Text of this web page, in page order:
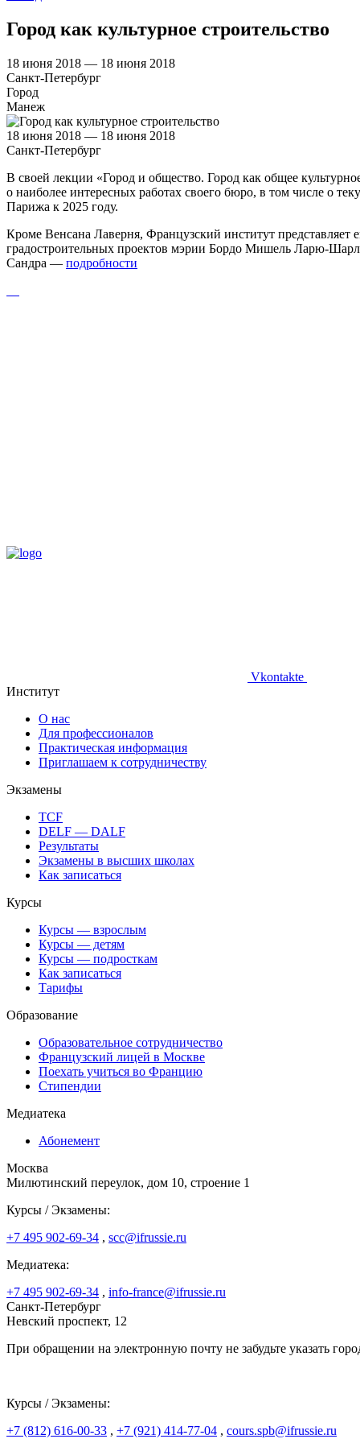
Город как культурное строительство
18 июня 2018 — 18 июня 2018
Санкт-Петербург
Город
Манеж
18 июня 2018 — 18 июня 2018
Санкт-Петербург
В своей лекции «Город и общество. Город как общее
о наиболее интересных работах своего бюро, в том числе о
Парижа к 2025 году.
Кроме Венсана Лаверня, Французский институт представляет
градостроительных проектов мэрии Бордо Мишель Ларю-
Сандра — подробности
Vkontakte
Институт
О нас
Для профессионалов
Практическая информация
Приглашаем к сотрудничеству
Экзамены
TCF
DELF — DALF
Результаты
Экзамены в высших школах
Как записаться
Курсы
Курсы — взрослым
Курсы — детям
Курсы — подросткам
Как записаться
Тарифы
Образование
Образовательное сотрудничество
Французский лицей в Москве
Поехать учиться во Францию
Стипендии
Медиатека
Абонемент
Москва
Милютинский переулок, дом 10, строение 1
Курсы / Экзамены:
+7 495 902-69-34 , scc@ifrussie.ru
Медиатека:
+7 495 902-69-34 , info-france@ifrussie.ru
Санкт-Петербург
Невский проспект, 12
При обращении на электронную почту не забудьте указать
Курсы / Экзамены:
+7 (812) 616-00-33 , +7 (921) 414-77-04 , cours.spb@ifrussie.ru